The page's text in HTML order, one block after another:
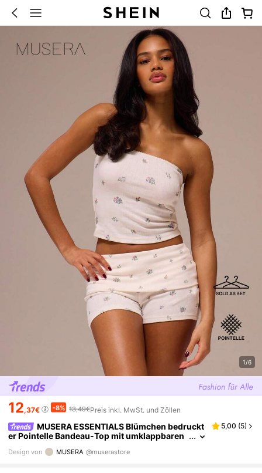
1/6
12,37€ -8% 13,49€Preis inkl. MwSt. und Zöllen
MUSERA ESSENTIALS Blümchen bedruckt
er Pointelle Bandeau-Top mit umklappbaren
emütlich, süß, täglicher Mädchen-Loungewear G
5,00 (5)
Design von MUSERA @muserastore